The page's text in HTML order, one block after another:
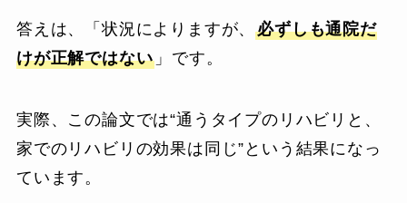
答えは、「状況によりますが、必ずしも通院だ
けが正解ではない 」です。
実際、この論文では“通うタイプのリハビリと、
家でのリハビリの効果は同じ”という結果になっ
ています。